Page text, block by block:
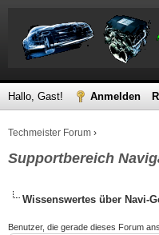
Hallo, Gast! Anmelden
Techmeister Forum ›
Supportbereich
Wissenswertes über Navi-
Benutzer, die gerade dieses Forum